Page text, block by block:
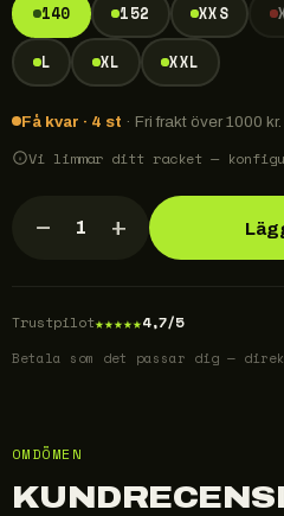
140 152 XXS
L XL XXL
Få kvar · 4 st · Fri frakt över 1000 kr.
Vi limmar ditt racket —
− 1 +
Trustpilot★★★★★4,7/5
Betala som det passar dig —
OMDÖMEN